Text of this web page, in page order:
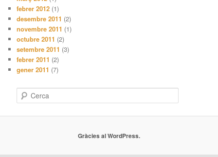
febrer 2012 (1)
desembre 2011 (2)
novembre 2011 (1)
octubre 2011 (2)
setembre 2011 (3)
febrer 2011 (2)
gener 2011 (7)
e
Gràcies al WordPress.